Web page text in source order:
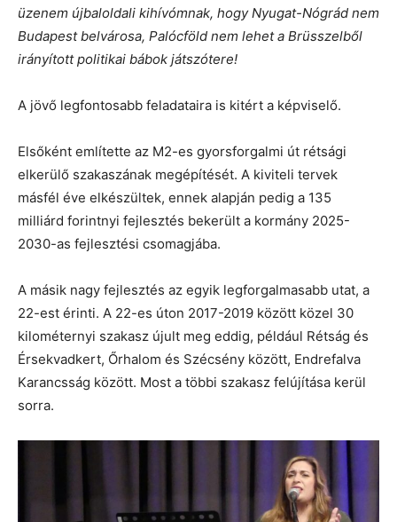
üzenem újbaloldali kihívómnak, hogy Nyugat-Nógrád nem
Budapest belvárosa, Palócföld nem lehet a Brüsszelből
irányított politikai bábok játszótere!
A jövő legfontosabb feladataira is kitért a képviselő.
Elsőként említette az M2-es gyorsforgalmi út rétsági
elkerülő szakaszának megépítését. A kiviteli tervek
másfél éve elkészültek, ennek alapján pedig a 135
milliárd forintnyi fejlesztés bekerült a kormány 2025-
2030-as fejlesztési csomagjába.
A másik nagy fejlesztés az egyik legforgalmasabb utat, a
22-est érinti. A 22-es úton 2017-2019 között közel 30
kilométernyi szakasz újult meg eddig, például Rétság és
Érsekvadkert, Őrhalom és Szécsény között, Endrefalva
Karancsság között. Most a többi szakasz felújítása kerül
sorra.